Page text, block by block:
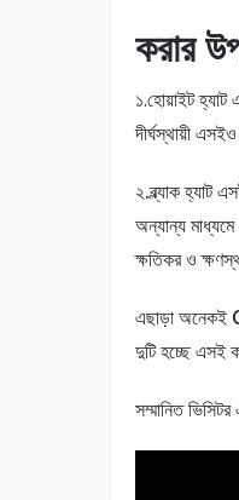
করার
১.হোয়াইট
দীর্ঘস্থায়ী
২.ব্ল্যাক হ্যাট
অন্যান্য
ক্ষতিকর ও
এছাড়া অনেকই
দুটি হচ্ছে এসই
সম্মানিত